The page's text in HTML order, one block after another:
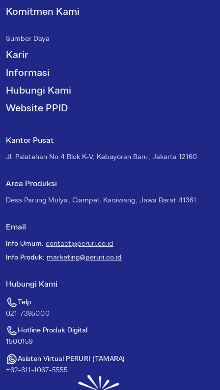
Komitmen Kami
Sumber Daya
Karir
Informasi
Hubungi Kami
Website PPID
Kantor Pusat
Jl. Palatehan No.4 Blok K-V, Kebayoran Baru, Jakarta 12160
Area Produksi
Desa Parung Mulya, Ciampel, Karawang, Jawa Barat 41361
Email
Info Umum: contact@peruri.co.id
Info Produk: marketing@peruri.co.id
Hubungi Kami
Telp
021-7395000
Hotline Produk Digital
1500159
Asisten Virtual PERURI (TAMARA)
+62-811-1067-5555